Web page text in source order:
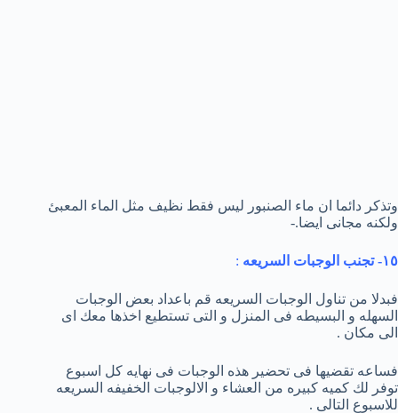
وتذكر دائما ان ماء الصنبور ليس فقط نظيف مثل الماء المعبئ
ولكنه مجانى ايضا.-
١٥- تجنب الوجبات السريعه :
فبدلا من تناول الوجبات السريعه قم باعداد بعض الوجبات
السهله و البسيطه فى المنزل و التى تستطيع اخذها معك اى
الى مكان .
فساعه تقضيها فى تحضير هذه الوجبات فى نهايه كل اسبوع
توفر لك كميه كبيره من العشاء و الالوجبات الخفيفه السريعه
للاسبوع التالى .